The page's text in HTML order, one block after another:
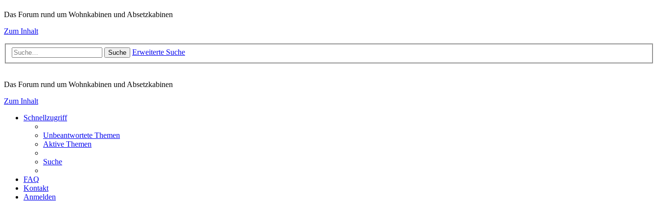
Das Forum rund um Wohnkabinen und Absetzkabinen
Zum Inhalt
Suche Erweiterte Suche
Das Forum rund um Wohnkabinen und Absetzkabinen
Zum Inhalt
Schnellzugriff
Unbeantwortete Themen
Aktive Themen
Suche
FAQ
Kontakt
Anmelden